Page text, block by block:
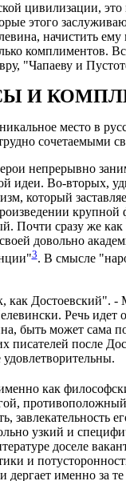
цивилизации,
этого
начистить
"Чапаеву и
И
место в
сочетаемыми
непрерывно
идеи. Во-вторых,
который
Почти сразу же
довольно
3. В смысле
Достоевский".
Речь
быть может сама
после
как
узкий и
доселе
и
именно за